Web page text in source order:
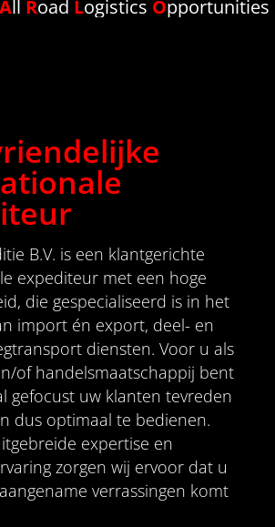
All Road Logistics Opportunities
B.V. is een klantgerichte
expediteur met een hoge
die gespecialiseerd is in het
import én export, deel- en
diensten. Voor u als
of handelsmaatschappij bent
gefocust uw klanten tevreden
dus optimaal te bedienen.
expertise en
zorgen wij ervoor dat u
verrassingen komt